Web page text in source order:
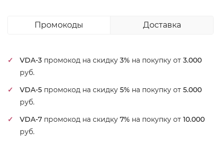
Промокоды Доставка
VDA-3 промокод на скидку 3% на покупку от 3.000
руб.
VDA-5 промокод на скидку 5% на покупку от 5.000
руб.
VDA-7 промокод на скидку 7% на покупку от 10.000
руб.